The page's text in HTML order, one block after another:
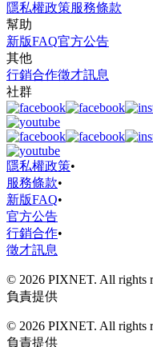
隱私權政策服務條款
幫助
新版FAQ官方公告
其他
行銷合作徵才訊息
社群
隱私權政策•
服務條款•
新版FAQ•
官方公告
行銷合作•
徵才訊息
© 2026 PIXNET. All rights
負責提供
© 2026 PIXNET. All rights
負責提供